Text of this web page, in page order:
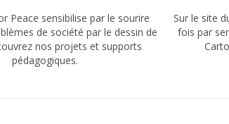
Peace sensibilise par le sourire
de société par le dessin de
nos projets et supports
pédagogiques.
Sur le site
fois par